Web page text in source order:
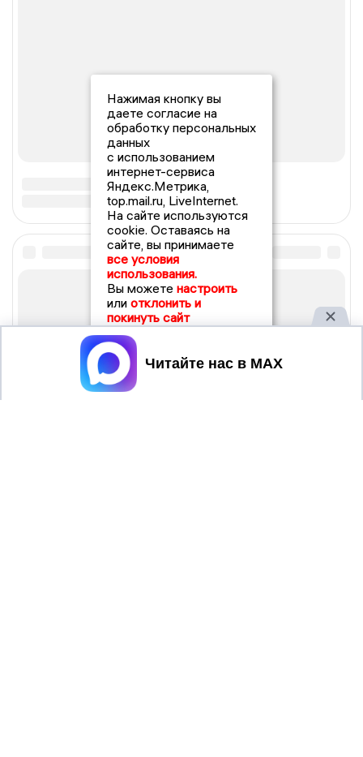
Нажимая кнопку вы
даете согласие на
обработку персональных
данных
с использованием
интернет-сервиса
Яндекс.Метрика,
top.mail.ru, LiveInternet.
На сайте используются
cookie. Оставаясь на
сайте, вы принимаете
все условия
использования.
Вы можете настроить
или отклонить и
покинуть сайт
Принять